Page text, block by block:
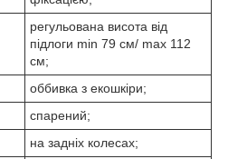
регульована висота від
підлоги min 79 см/ max 112
см;
оббивка з екошкіри;
спарений;
на задніх колесах;